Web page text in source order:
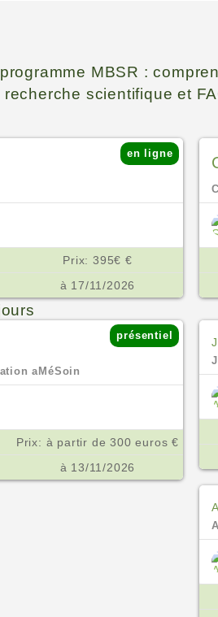
MBSR :
scientifique et
en ligne
Prix: 395€ €
à 17/11/2026
présentiel
aMéSoin
Prix: à partir de 300 euros €
à 13/11/2026